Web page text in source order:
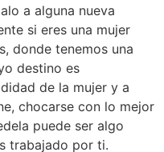
a alguna nueva
si eres una mujer
donde tenemos una
destino es
de la mujer y a
chocarse con lo mejor
puede ser algo
trabajado por ti.